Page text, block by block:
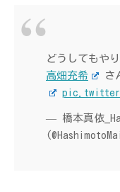
どうしてもや
高畑充希
さ
— 橋本真依